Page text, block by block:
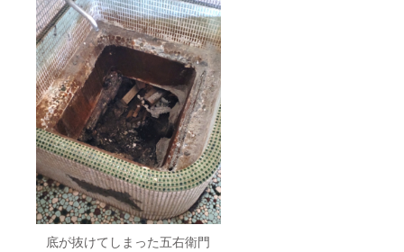
底が抜けてしまった五右衛門